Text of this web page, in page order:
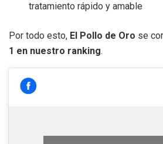
tratamiento rápido y amable
Por todo esto, El Pollo de Oro se
1 en nuestro ranking.